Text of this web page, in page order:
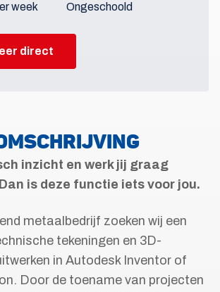
week
Ongeschoold
direct
inzicht en werk jij graag
is deze functie iets voor jou.
metaalbedrijf zoeken wij een
tekeningen en 3D-
in Autodesk Inventor of
Door de toename van projecten